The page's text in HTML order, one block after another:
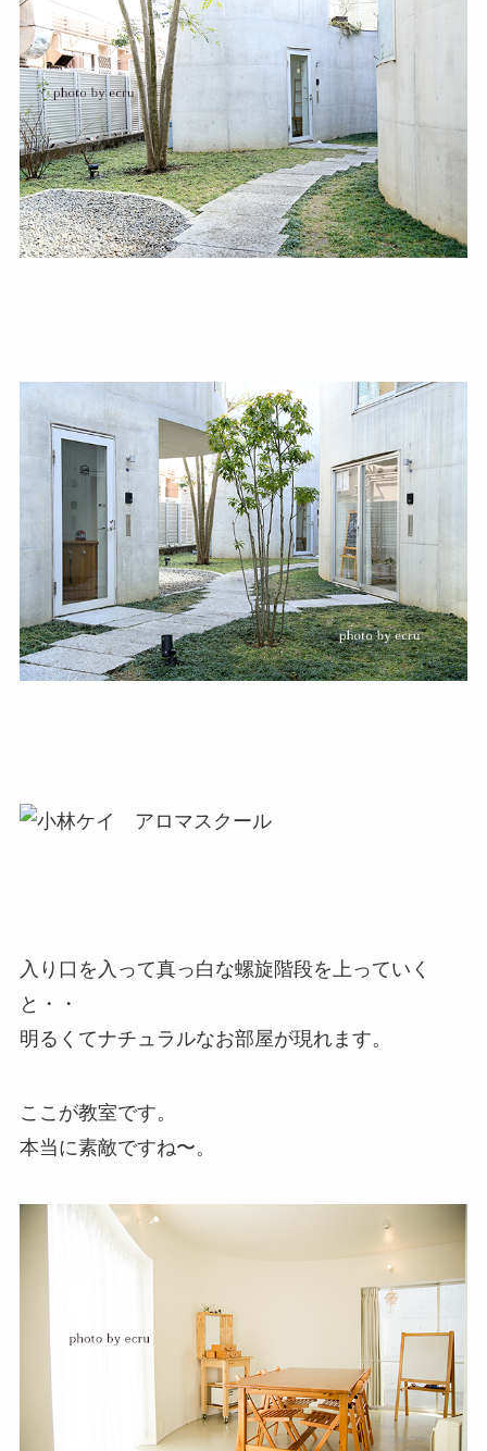
入り口を入って真っ白な螺旋階段を上っていく
と・・
明るくてナチュラルなお部屋が現れます。
ここが教室です。
本当に素敵ですね〜。